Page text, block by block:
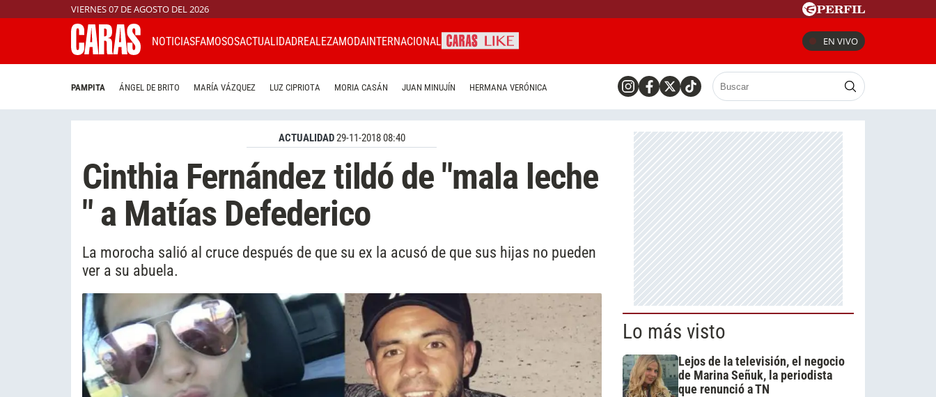
VIERNES 07 DE AGOSTO DEL 2026
NOTICIASFAMOSOSACTUALIDADREALEZAMODAINTERNACIONAL EN VIVO
PAMPITA ÁNGEL DE BRITO MARÍA VÁZQUEZ LUZ CIPRIOTA MORIA CASÁN JUAN MINUJÍN HERMANA VERÓNICA
ACTUALIDAD29-11-2018 08:40
Cinthia Fernández tildó de "mala leche
" a Matías Defederico
La morocha salió al cruce después de que su ex la acusó de que sus hijas no pueden
ver a su abuela.
Lo más visto
Lejos de la televisión, el negocio
de Marina Señuk, la periodista
que renunció a TN